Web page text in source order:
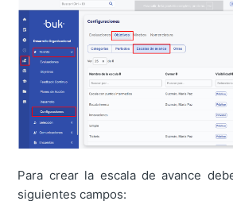
Para crear la escala de avance
siguientes campos: